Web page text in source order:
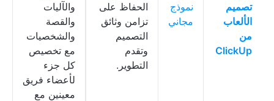
تصميم
الألعاب
من
ClickUp
نموذج
مجاني
الحفاظ على
تزامن وثائق
التصميم
وتقدم
التطوير.
والآليات
والقصة
والشخصيات
مع تخصيص
كل جزء
لأعضاء فريق
معينين مع